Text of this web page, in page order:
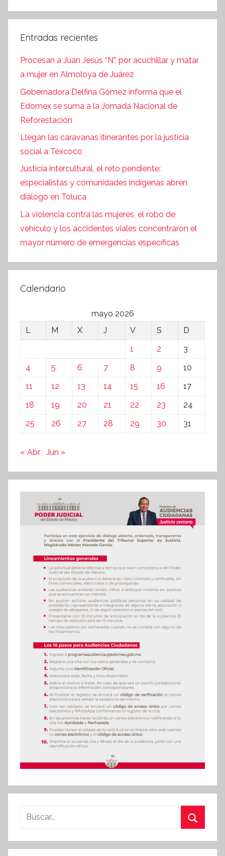
Entradas recientes
Procesan a Juan Jesús “N”, por acuchillar y matar
a mujer en Almoloya de Juárez
Gobernadora Delfina Gómez informa que el
Edomex se suma a la Jornada Nacional de
Reforestación
Llegan las caravanas itinerantes por la justicia
social a Texcoco
Justicia intercultural, el reto pendiente:
especialistas y comunidades indígenas abren
diálogo en Toluca
La violencia contra las mujeres, el robo de
vehículo y los accidentes viales concentraron el
mayor número de emergencias específicas
Calendario
mayo 2026
L
M X J V S
D
1
2
3
4
5 6 7 8 9
10
11
12 13 14 15 16
17
18
19 20 21 22 23
24
25
26 27 28 29 30 31
« Abr Jun »
Buscar: